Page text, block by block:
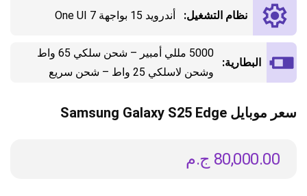
نظام التشغيل: أندرويد 15 بواجهة One UI 7
البطارية:
5000 مللي أمبير – شحن سلكي 65 واط
وشحن لاسلكي 25 واط – شحن سريع
سعر موبايل Samsung Galaxy S25 Edge
ج.م 80,000.00